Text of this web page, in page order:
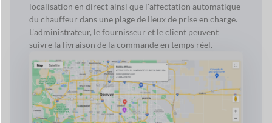
localisation en direct ainsi que l'affectation automatique
du chauffeur dans une plage de lieux de prise en charge.
L'administrateur, le fournisseur et le client peuvent
suivre la livraison de la commande en temps réel.